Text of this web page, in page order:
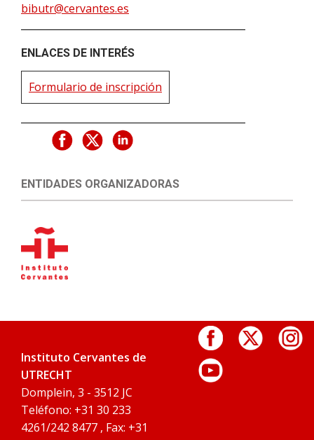
bibutr@cervantes.es
ENLACES DE INTERÉS
Formulario de inscripción
ENTIDADES ORGANIZADORAS
Instituto Cervantes de
UTRECHT
Domplein, 3 - 3512 JC
Teléfono: +31 30 233
4261/242 8477 , Fax: +31